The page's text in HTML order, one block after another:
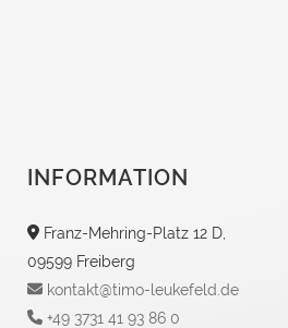
INFORMATION
Franz-Mehring-Platz 12 D,
09599 Freiberg
kontakt@timo-leukefeld.de
+49 3731 41 93 86 0